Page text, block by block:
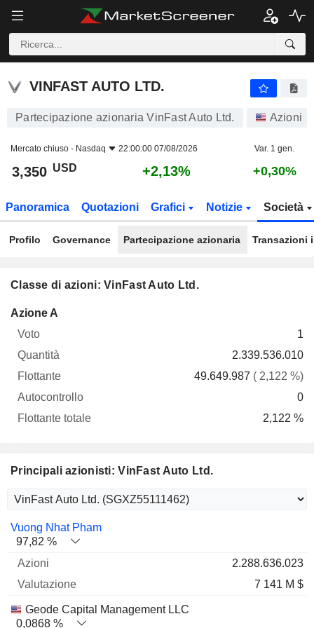
VINFAST AUTO LTD.
VINFAST AUTO LTD.
Partecipazione azionaria VinFast Auto Ltd. Azioni
Mercato chiuso - Nasdaq 22:00:00 07/08/2026 Var. 1 gen.
3,350 USD +2,13% +0,30%
Panoramica Quotazioni Grafici Notizie Società
Profilo Governance Partecipazione azionaria Transazioni
Classe di azioni: VinFast Auto Ltd.
Azione A
1
2.339.536.010
49.649.987 ( 2,122 %)
0
2,122 %
Principali azionisti: VinFast Auto Ltd.
Nome Azioni %
Vuong Nhat Pham
97,82 %
2.288.636.023
7 141 M $
Geode Capital Management LLC
0,0868 %